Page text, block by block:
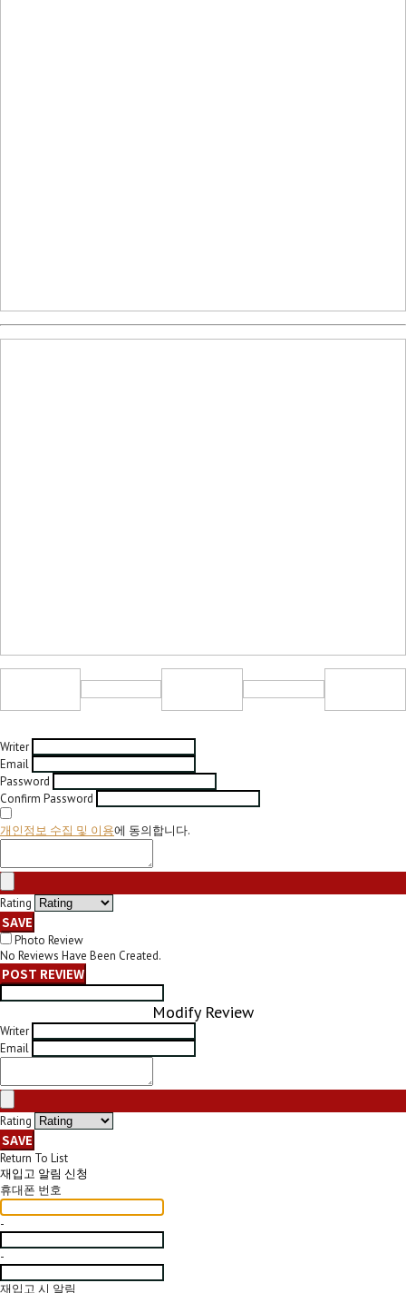
Writer
Email
Password
Confirm Password
개인정보 수집 및 이용에 동의합니다.
Rating
SAVE
Photo Review
No Reviews Have Been Created.
POST REVIEW
Modify Review
Writer
Email
Rating
SAVE
Return To List
재입고 알림 신청
휴대폰 번호
-
-
재입고 시 알림